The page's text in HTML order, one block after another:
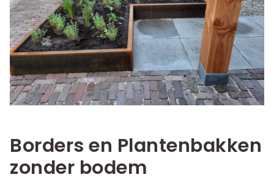
Borders en Plantenbakken
zonder bodem